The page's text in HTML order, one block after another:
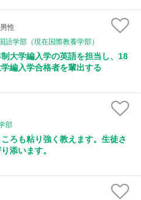
性
語学部（現在国際教養学部）
大学編入学の英語を担当し、18
編入学合格者を輩出する
部
ろも粘り強く教えます。生徒さ
添います。